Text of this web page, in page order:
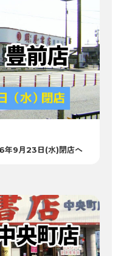
年9月23日(水)閉店へ